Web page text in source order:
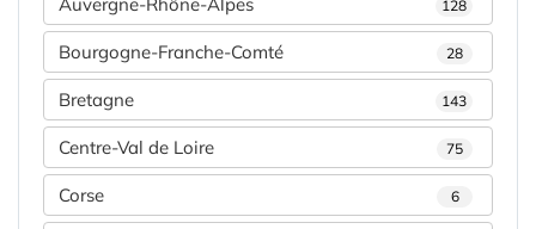
128
Bourgogne-Franche-Comté 28
Bretagne 143
Centre-Val de Loire 75
Corse 6